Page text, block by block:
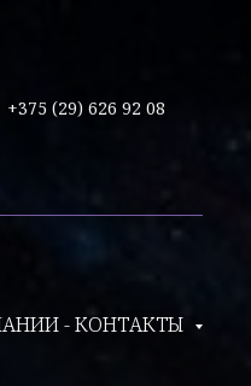
+375 (29) 626 92 08
- КОНТАКТЫ